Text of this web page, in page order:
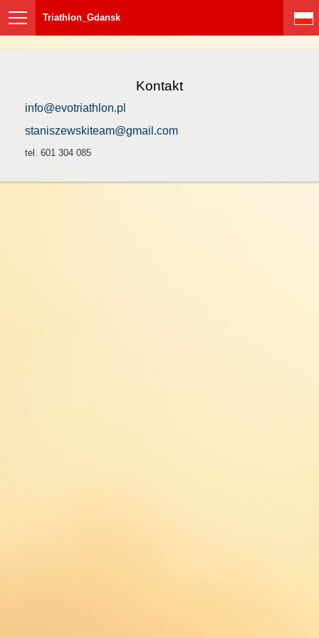
Triathlon_Gdansk
Kontakt
info@evotriathlon.pl
staniszewskiteam@gmail.com
tel. 601 304 085